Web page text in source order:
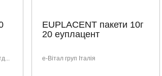
EUPLACENT пакети 10г
20 еуплацент
е-Вітал груп Італія